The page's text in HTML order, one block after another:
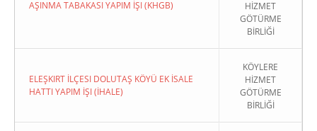
AŞINMA TABAKASI YAPIM İŞI (KHGB)
HİZMET
GÖTÜRME
BİRLİĞİ
ELEŞKIRT İLÇESI DOLUTAŞ KÖYÜ EK İSALE
HATTI YAPIM İŞI (İHALE)
KÖYLERE
HİZMET
GÖTÜRME
BİRLİĞİ